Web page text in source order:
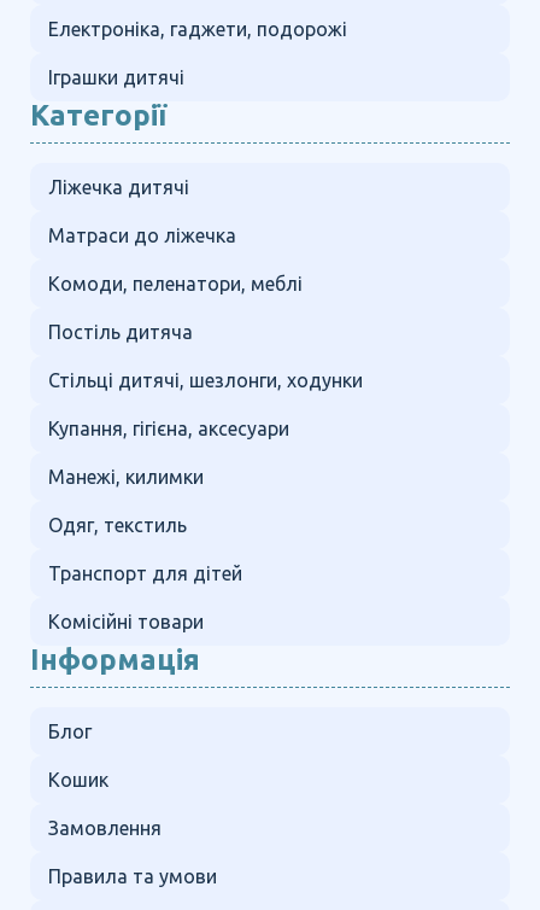
Електроніка, гаджети, подорожі
Іграшки дитячі
Категорії
Ліжечка дитячі
Матраси до ліжечка
Комоди, пеленатори, меблі
Постіль дитяча
Стільці дитячі, шезлонги, ходунки
Купання, гігієна, аксесуари
Манежі, килимки
Одяг, текстиль
Транспорт для дітей
Комісійні товари
Інформація
Блог
Кошик
Замовлення
Правила та умови